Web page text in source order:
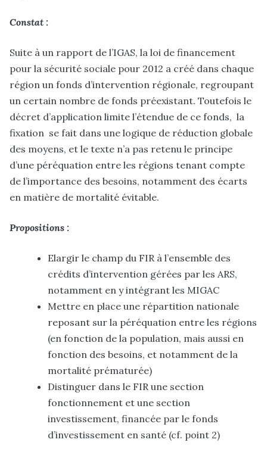
Constat :
Suite à un rapport de l’IGAS, la loi de financement
pour la sécurité sociale pour 2012 a créé dans chaque
région un fonds d’intervention régionale, regroupant
un certain nombre de fonds préexistant. Toutefois le
décret d’application limite l’étendue de ce fonds, la
fixation se fait dans une logique de réduction globale
des moyens, et le texte n’a pas retenu le principe
d’une péréquation entre les régions tenant compte
de l’importance des besoins, notamment des écarts
en matière de mortalité évitable.
Propositions :
Elargir le champ du FIR à l’ensemble des
crédits d’intervention gérées par les ARS,
notamment en y intégrant les MIGAC
Mettre en place une répartition nationale
reposant sur la péréquation entre les régions
(en fonction de la population, mais aussi en
fonction des besoins, et notamment de la
mortalité prématurée)
Distinguer dans le FIR une section
fonctionnement et une section
investissement, financée par le fonds
d’investissement en santé (cf. point 2)